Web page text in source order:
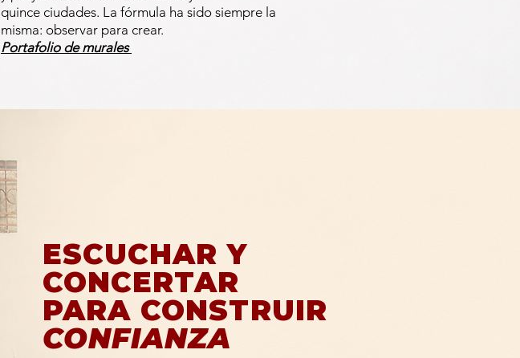
quince ciudades. La fórmula ha sido siempre la
misma: observar para crear.
Portafolio de murales
ESCUCHAR Y
CONCERTAR
PARA CONSTRUIR
CONFIANZA